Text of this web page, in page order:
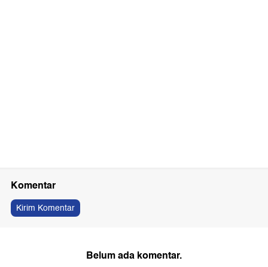
Komentar
Kirim Komentar
Belum ada komentar.